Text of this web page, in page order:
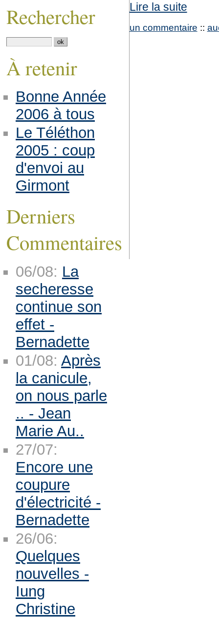
Lire la suite
un commentaire ::
Rechercher
À retenir
Bonne Année
2006 à tous
Le Téléthon
2005 : coup
d'envoi au
Girmont
Derniers
Commentaires
06/08: La
secheresse
continue son
effet -
Bernadette
01/08: Après
la canicule,
on nous parle
.. - Jean
Marie Au..
27/07:
Encore une
coupure
d'électricité -
Bernadette
26/06:
Quelques
nouvelles -
Iung
Christine